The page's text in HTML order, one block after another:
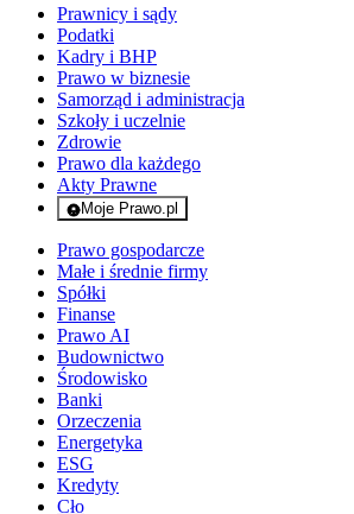
Prawnicy i sądy
Podatki
Kadry i BHP
Prawo w biznesie
Samorząd i administracja
Szkoły i uczelnie
Zdrowie
Prawo dla każdego
Akty Prawne
Moje Prawo.pl
- rejestracja i logowanie do serwisu
Prawo gospodarcze
Małe i średnie firmy
Spółki
Finanse
Prawo AI
Budownictwo
Środowisko
Banki
Orzeczenia
Energetyka
ESG
Kredyty
Cło